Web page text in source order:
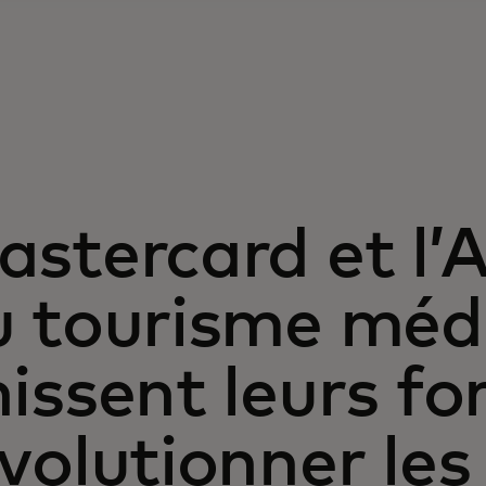
et
tourisme
leurs